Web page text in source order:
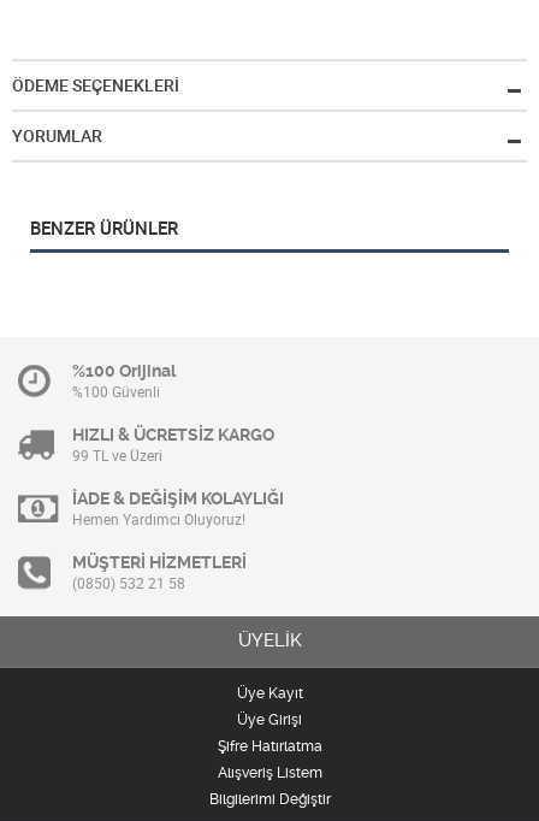
ÖDEME SEÇENEKLERİ
YORUMLAR
BENZER ÜRÜNLER
%100 Orijinal
%100 Güvenli
HIZLI & ÜCRETSİZ KARGO
99 TL ve Üzeri
İADE & DEĞİŞİM KOLAYLIĞI
Hemen Yardımcı Oluyoruz!
MÜŞTERİ HİZMETLERİ
(0850) 532 21 58
ÜYELİK
Üye Kayıt
Üye Girişi
Şifre Hatırlatma
Alışveriş Listem
Bilgilerimi Değiştir